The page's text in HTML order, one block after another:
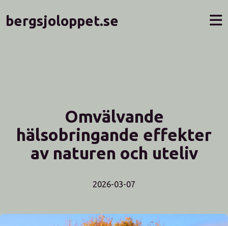
bergsjoloppet.se
Omvälvande
hälsobringande effekter
av naturen och uteliv
2026-03-07